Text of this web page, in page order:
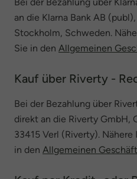
an die Klarna Bank AB
Stockholm, Schweden.
Sie in den Allgemeinen
Kauf über Riverty -
Bei der Bezahlung über
direkt an die Riverty GmbH,
33415 Verl (Riverty).
in den Allgemeinen